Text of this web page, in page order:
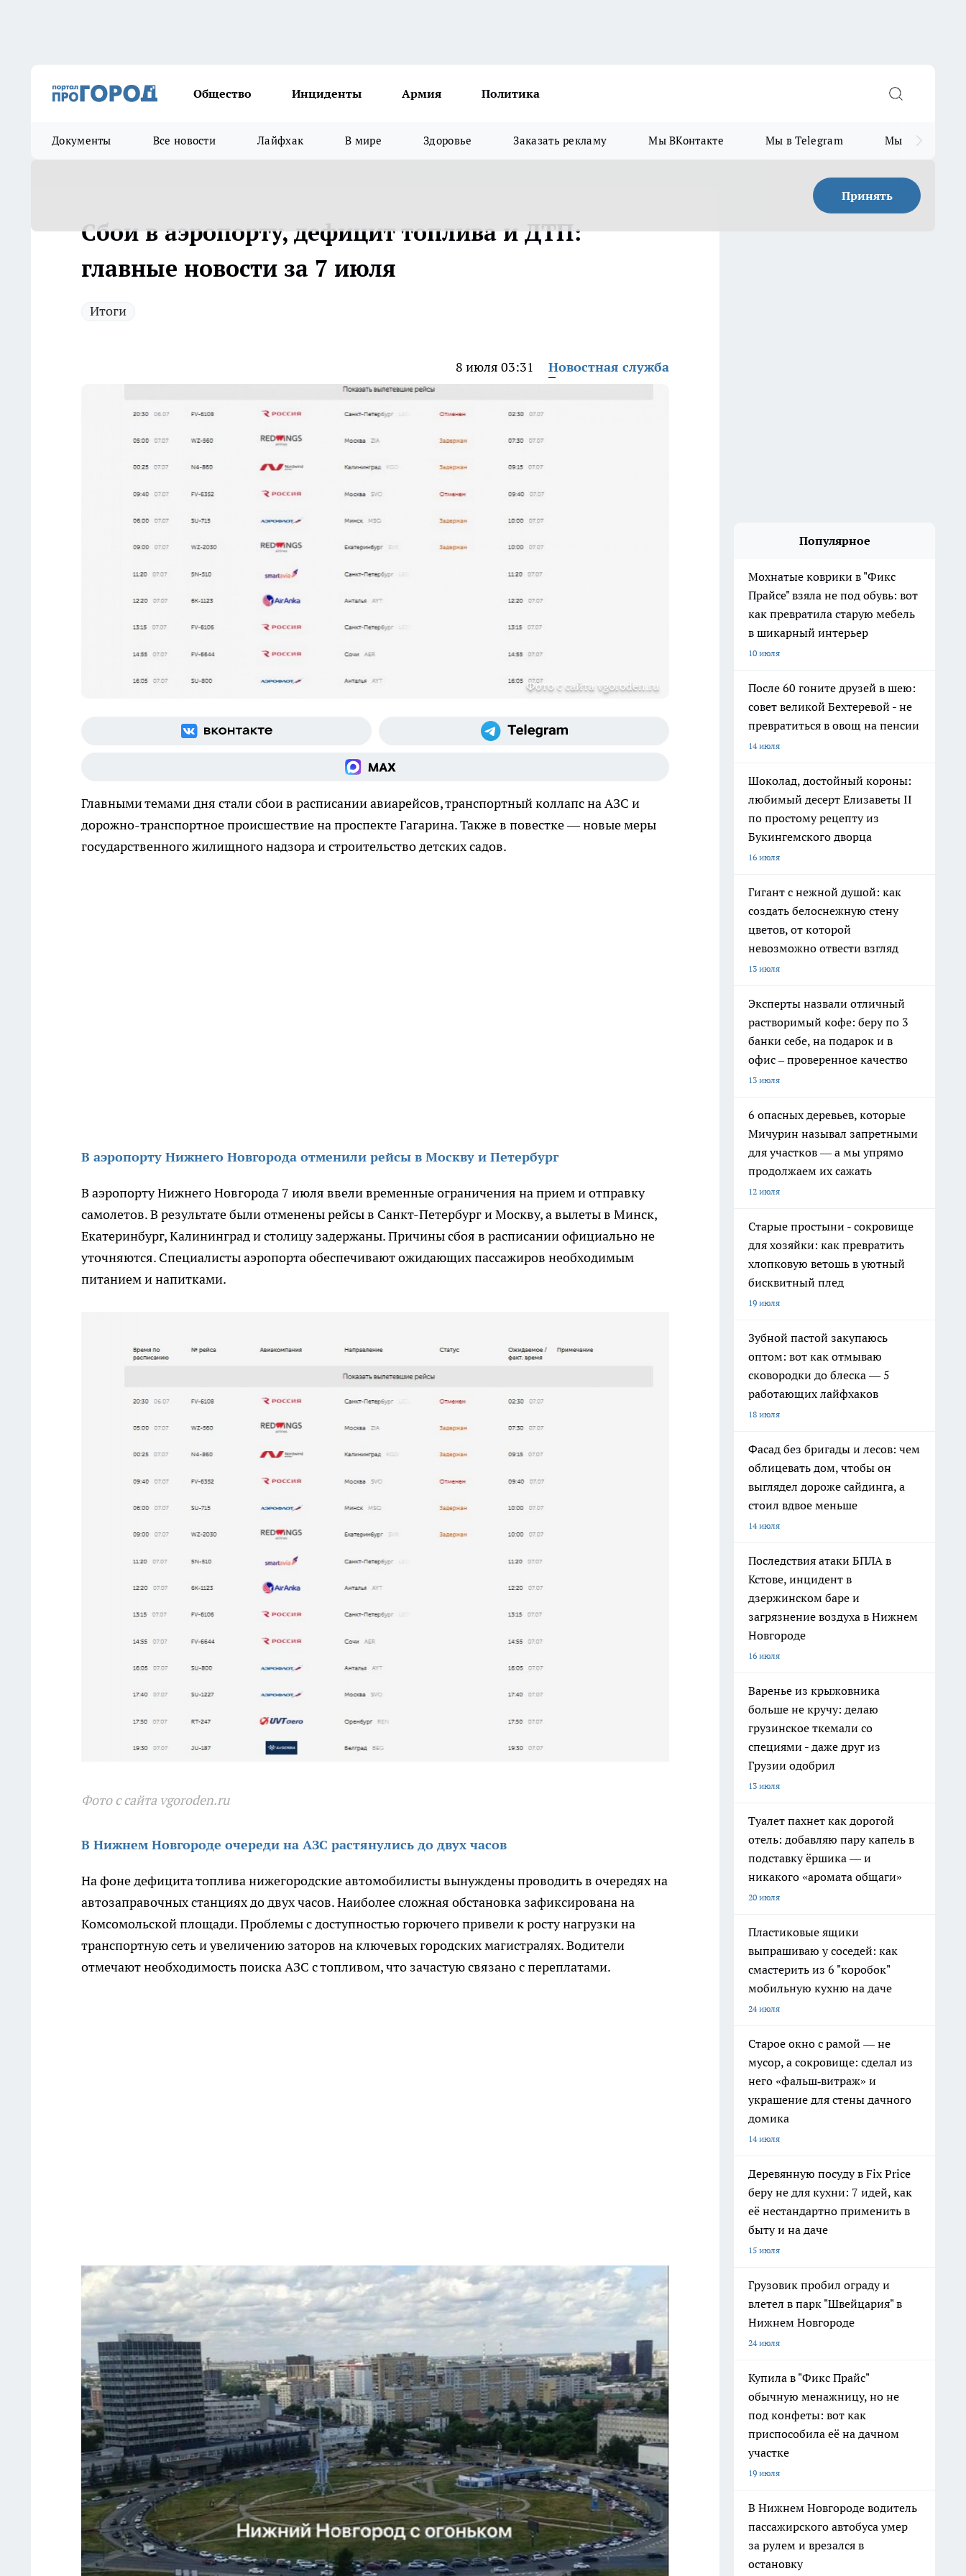
Общество Инциденты Армия Политика
Документы Все новости Лайфхак В мире Здоровье Заказать рекламу Мы ВКонтакте Мы в Telegram Мы в MAX
Принять
Сбои в аэропорту, дефицит топлива и ДТП:
главные новости за 7 июля
Итоги
8 июля 03:31 Новостная служба
Фото с сайта vgoroden.ru
Главными темами дня стали сбои в расписании авиарейсов, транспортный коллапс на АЗС и
дорожно-транспортное происшествие на проспекте Гагарина. Также в повестке — новые меры
государственного жилищного надзора и строительство детских садов.
В аэропорту Нижнего Новгорода отменили рейсы в Москву и Петербург
В аэропорту Нижнего Новгорода 7 июля ввели временные ограничения на прием и отправку
самолетов. В результате были отменены рейсы в Санкт-Петербург и Москву, а вылеты в Минск,
Екатеринбург, Калининград и столицу задержаны. Причины сбоя в расписании официально не
уточняются. Специалисты аэропорта обеспечивают ожидающих пассажиров необходимым
питанием и напитками.
Фото с сайта vgoroden.ru
В Нижнем Новгороде очереди на АЗС растянулись до двух часов
На фоне дефицита топлива нижегородские автомобилисты вынуждены проводить в очередях на
автозаправочных станциях до двух часов. Наиболее сложная обстановка зафиксирована на
Комсомольской площади. Проблемы с доступностью горючего привели к росту нагрузки на
транспортную сеть и увеличению заторов на ключевых городских магистралях. Водители
отмечают необходимость поиска АЗС с топливом, что зачастую связано с переплатами.
Популярное
Мохнатые коврики в "Фикс
Прайсе" взяла не под обувь: вот
как превратила старую мебель
в шикарный интерьер
10 июля
После 60 гоните друзей в шею:
совет великой Бехтеревой - не
превратиться в овощ на пенсии
14 июля
Шоколад, достойный короны:
любимый десерт Елизаветы II
по простому рецепту из
Букингемского дворца
16 июля
Гигант с нежной душой: как
создать белоснежную стену
цветов, от которой
невозможно отвести взгляд
13 июля
Эксперты назвали отличный
растворимый кофе: беру по 3
банки себе, на подарок и в
офис – проверенное качество
13 июля
6 опасных деревьев, которые
Мичурин называл запретными
для участков — а мы упрямо
продолжаем их сажать
12 июля
Старые простыни - сокровище
для хозяйки: как превратить
хлопковую ветошь в уютный
бисквитный плед
19 июля
Зубной пастой закупаюсь
оптом: вот как отмываю
сковородки до блеска — 5
работающих лайфхаков
18 июля
Фасад без бригады и лесов: чем
облицевать дом, чтобы он
выглядел дороже сайдинга, а
стоил вдвое меньше
14 июля
Последствия атаки БПЛА в
Кстове, инцидент в
дзержинском баре и
загрязнение воздуха в Нижнем
Новгороде
16 июля
Варенье из крыжовника
больше не кручу: делаю
грузинское ткемали со
специями - даже друг из
Грузии одобрил
13 июля
Туалет пахнет как дорогой
отель: добавляю пару капель в
подставку ёршика — и
никакого «аромата общаги»
20 июля
Пластиковые ящики
выпрашиваю у соседей: как
смастерить из 6 "коробок"
мобильную кухню на даче
24 июля
Старое окно с рамой — не
мусор, а сокровище: сделал из
него «фальш‑витраж» и
украшение для стены дачного
домика
14 июля
Деревянную посуду в Fix Price
беру не для кухни: 7 идей, как
её нестандартно применить в
быту и на даче
15 июля
Грузовик пробил ограду и
влетел в парк "Швейцария" в
Нижнем Новгороде
24 июля
Купила в "Фикс Прайс"
обычную менажницу, но не
под конфеты: вот как
приспособила её на дачном
участке
19 июля
В Нижнем Новгороде водитель
пассажирского автобуса умер
за рулем и врезался в
остановку